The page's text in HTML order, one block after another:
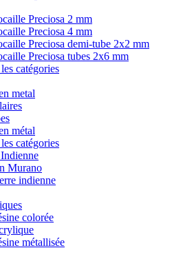
Preciosa 2 mm
Preciosa 4 mm
Preciosa demi-tube 2x2 mm
Preciosa tubes 2x6 mm
catégories
metal
métal
catégories
Murano
indienne
colorée
métallisée